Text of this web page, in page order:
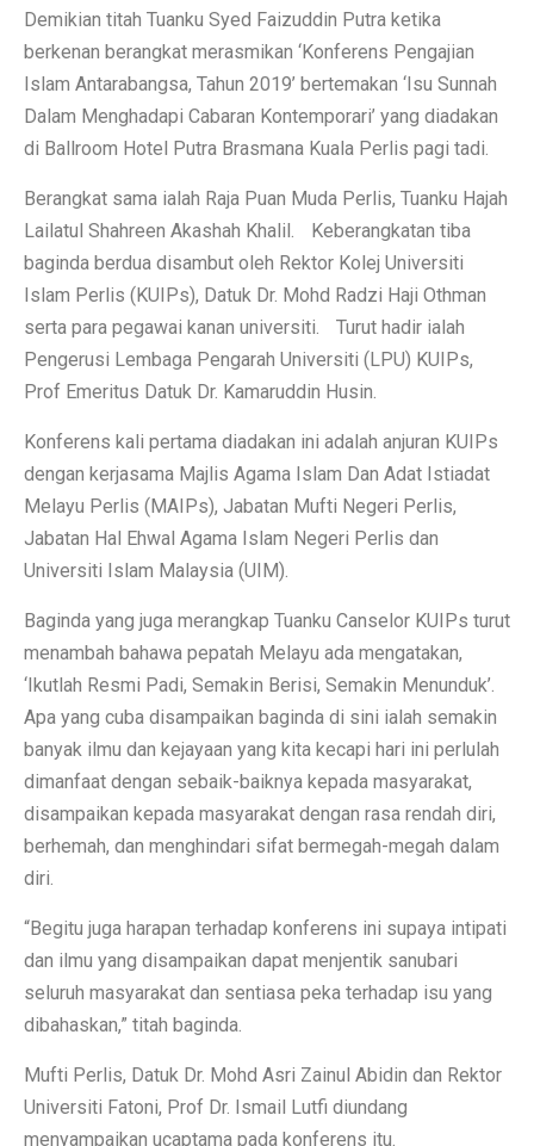
Demikian titah Tuanku Syed Faizuddin Putra ketika
berkenan berangkat merasmikan ‘Konferens Pengajian
Islam Antarabangsa, Tahun 2019’ bertemakan ‘Isu Sunnah
Dalam Menghadapi Cabaran Kontemporari’ yang diadakan
di Ballroom Hotel Putra Brasmana Kuala Perlis pagi tadi.
Berangkat sama ialah Raja Puan Muda Perlis, Tuanku Hajah
Lailatul Shahreen Akashah Khalil. Keberangkatan tiba
baginda berdua disambut oleh Rektor Kolej Universiti
Islam Perlis (KUIPs), Datuk Dr. Mohd Radzi Haji Othman
serta para pegawai kanan universiti. Turut hadir ialah
Pengerusi Lembaga Pengarah Universiti (LPU) KUIPs,
Prof Emeritus Datuk Dr. Kamaruddin Husin.
Konferens kali pertama diadakan ini adalah anjuran KUIPs
dengan kerjasama Majlis Agama Islam Dan Adat Istiadat
Melayu Perlis (MAIPs), Jabatan Mufti Negeri Perlis,
Jabatan Hal Ehwal Agama Islam Negeri Perlis dan
Universiti Islam Malaysia (UIM).
Baginda yang juga merangkap Tuanku Canselor KUIPs turut
menambah bahawa pepatah Melayu ada mengatakan,
‘Ikutlah Resmi Padi, Semakin Berisi, Semakin Menunduk’.
Apa yang cuba disampaikan baginda di sini ialah semakin
banyak ilmu dan kejayaan yang kita kecapi hari ini perlulah
dimanfaat dengan sebaik-baiknya kepada masyarakat,
disampaikan kepada masyarakat dengan rasa rendah diri,
berhemah, dan menghindari sifat bermegah-megah dalam
diri.
“Begitu juga harapan terhadap konferens ini supaya intipati
dan ilmu yang disampaikan dapat menjentik sanubari
seluruh masyarakat dan sentiasa peka terhadap isu yang
dibahaskan,” titah baginda.
Mufti Perlis, Datuk Dr. Mohd Asri Zainul Abidin dan Rektor
Universiti Fatoni, Prof Dr. Ismail Lutfi diundang
menyampaikan ucaptama pada konferens itu.